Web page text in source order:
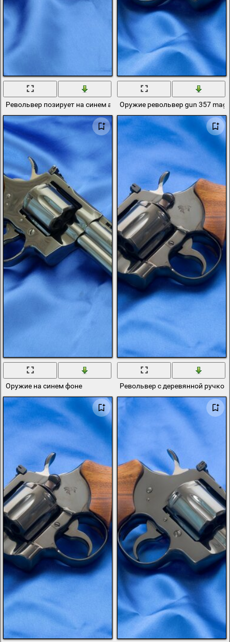
Револьвер позирует на синем атласном фонеОружие револьвер gun 357
Оружие на синем фоне Револьвер с деревянной